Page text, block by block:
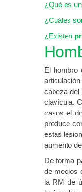
¿Qué es
¿Cuáles
¿Existen
El hombro
cabeza del
clavícula.
casos el
produce
estas
aumento
De forma
de medios
la RM de